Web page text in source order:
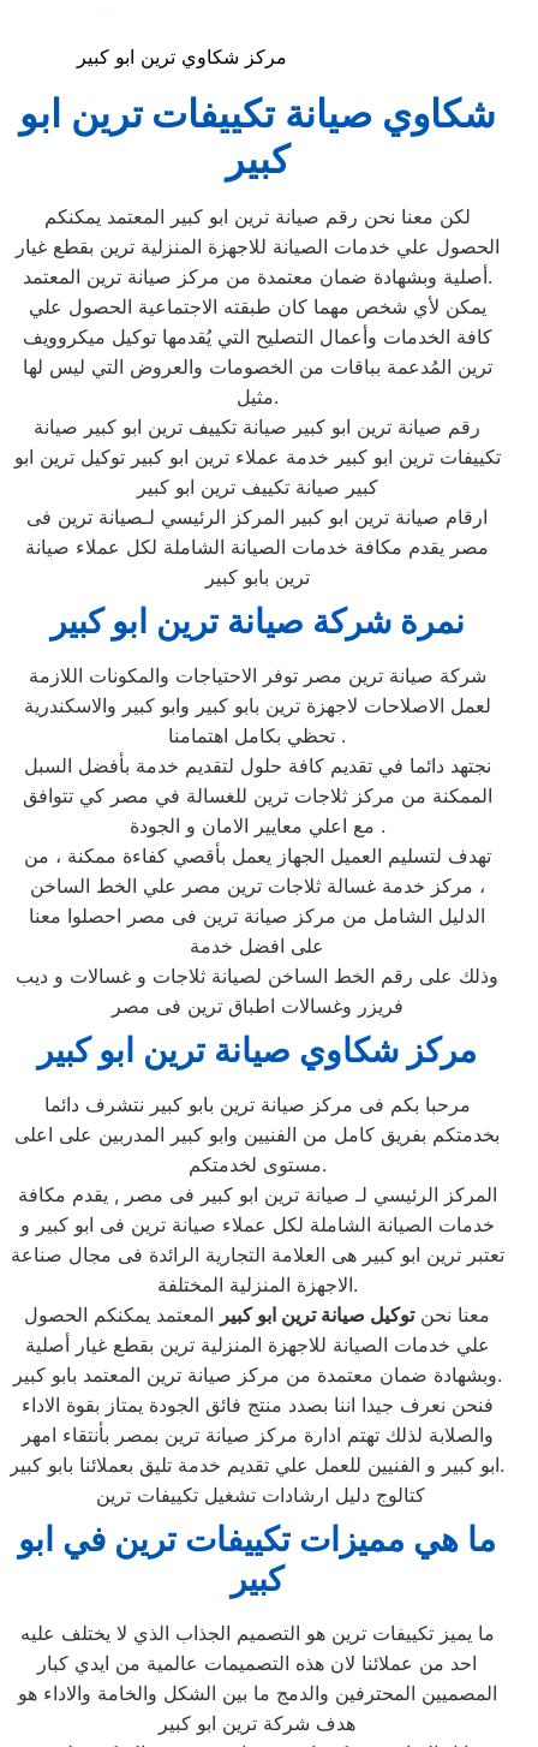
مركز شكاوي ترين ابو كبير
شكاوي صيانةتكييفات ترين ابو
كبير
لكن معنا نحن رقم صيانة ترين ابو كبير المعتمد يمكنكم
الحصول علي خدمات الصيانة للاجهزة المنزلية ترين بقطع غيار
أصلية وبشهادة ضمان معتمدة من مركز صيانة ترين المعتمد.
يمكن لأي شخص مهما كان طبقته الاجتماعية الحصول علي
كافة الخدمات وأعمال التصليح التي يُقدمها توكيل ميكروويف
ترين المُدعمة بباقات من الخصومات والعروض التي ليس لها
مثيل.
رقم صيانة ترين ابو كبير صيانة تكييف ترين ابو كبير صيانة
تكييفات ترين ابو كبير خدمة عملاء ترين ابو كبير توكيل ترين ابو
كبير صيانة تكييف ترين ابو كبير
ارقام صيانة ترين ابو كبير المركز الرئيسي لـصيانة ترين فى
مصر يقدم مكافة خدمات الصيانة الشاملة لكل عملاء صيانة
ترين بابو كبير
نمرة شركة صيانة ترين ابو كبير
شركة صيانة ترين مصر توفر الاحتياجات والمكونات اللازمة
لعمل الاصلاحات لاجهزة ترين بابو كبير وابو كبير والاسكندرية
تحظي بكامل اهتمامنا .
نجتهد دائما في تقديم كافة حلول لتقديم خدمة بأفضل السبل
الممكنة من مركز ثلاجات ترين للغسالة في مصر كي تتوافق
مع اعلي معايير الامان و الجودة .
تهدف لتسليم العميل الجهاز يعمل بأقصي كفاءة ممكنة ، من
مركز خدمة غسالة ثلاجات ترين مصر علي الخط الساخن ،
الدليل الشامل من مركز صيانة ترين فى مصر احصلوا معنا
على افضل خدمة
وذلك على رقم الخط الساخن لصيانة ثلاجات و غسالات و ديب
فريزر وغسالات اطباق ترين فى مصر
مركز شكاوي صيانة ترين ابو كبير
مرحبا بكم فى مركز صيانة ترين بابو كبير نتشرف دائما
بخدمتكم بفريق كامل من الفنيين وابو كبير المدربين على اعلى
مستوى لخدمتكم.
المركز الرئيسي لـ صيانة ترين ابو كبير فى مصر , يقدم مكافة
خدمات الصيانة الشاملة لكل عملاء صيانة ترين فى ابو كبير و
تعتبر ترين ابو كبير هى العلامة التجارية الرائدة فى مجال صناعة
الاجهزة المنزلية المختلفة.
معنا نحنتوكيل صيانة ترين ابو كبير المعتمد يمكنكم الحصول
علي خدمات الصيانة للاجهزة المنزلية ترين بقطع غيار أصلية
وبشهادة ضمان معتمدة من مركز صيانة ترين المعتمد بابو كبير.
فنحن نعرف جيدا اننا بصدد منتج فائق الجودة يمتاز بقوة الاداء
والصلابة لذلك تهتم ادارة مركز صيانة ترين بمصر بأنتقاء امهر
ابو كبير و الفنيين للعمل علي تقديم خدمة تليق بعملائنا بابو كبير.
كتالوج دليل ارشادات تشغيل تكييفات ترين
ما هي مميزات تكييفات ترين في ابو
كبير
ما يميز تكييفات ترين هو التصميم الجذاب الذي لا يختلف عليه
احد من عملائنا لان هذه التصميمات عالمية من ايدي كبار
المصميين المحترفين والدمج ما بين الشكل والخامة والاداء هو
هدف شركة ترين ابو كبير